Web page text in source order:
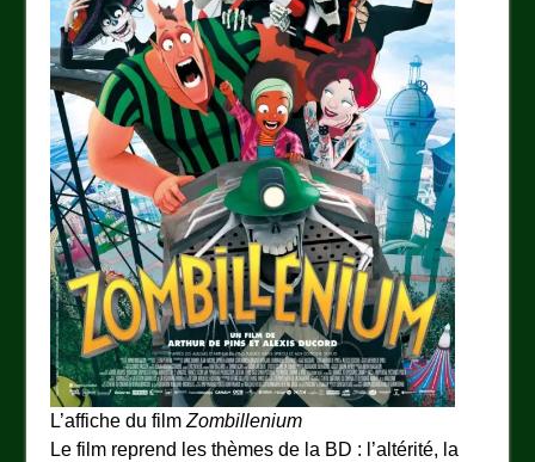
L’affiche du filmZombillenium
Le film reprend les thèmes de la BD : l’altérité, la